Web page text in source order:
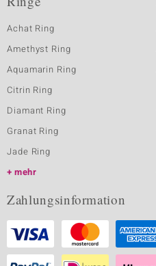
Achat Ring
Amethyst Ring
Aquamarin Ring
Citrin Ring
Diamant Ring
Granat Ring
Jade Ring
mehr
Zahlungsinformation